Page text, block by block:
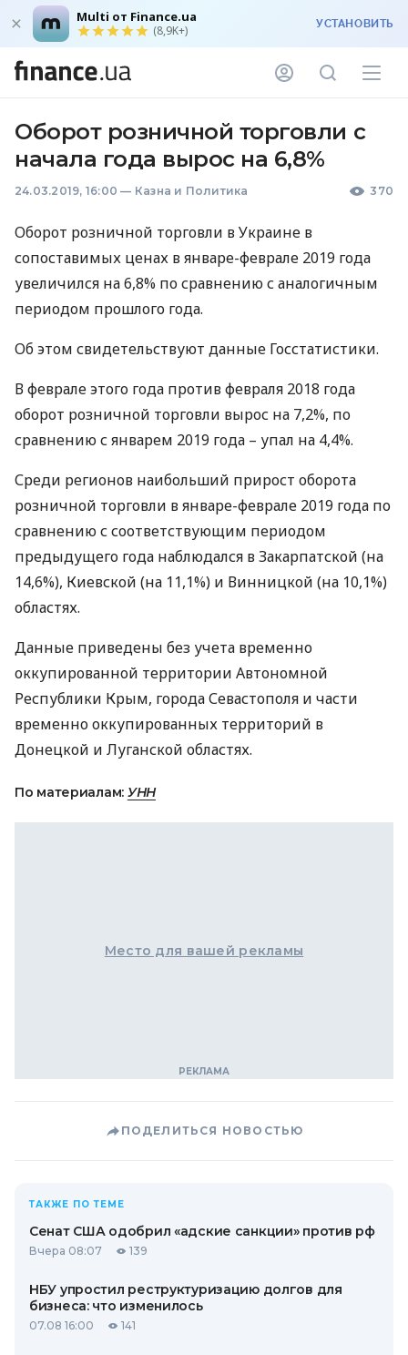
Multi от Finance.ua
(8,9K+) УСТАНОВИТЬ
Оборот розничной торговли с
начала года вырос на 6,8%
24.03.2019, 16:00 — Казна и Политика 370
Оборот розничной торговли в Украине в
сопоставимых ценах в январе-феврале 2019 года
увеличился на 6,8% по сравнению с аналогичным
периодом прошлого года.
Об этом свидетельствуют данные Госстатистики.
В феврале этого года против февраля 2018 года
оборот розничной торговли вырос на 7,2%, по
сравнению с январем 2019 года – упал на 4,4%.
Среди регионов наибольший прирост оборота
розничной торговли в январе-феврале 2019 года по
сравнению с соответствующим периодом
предыдущего года наблюдался в Закарпатской (на
14,6%), Киевской (на 11,1%) и Винницкой (на 10,1%)
областях.
Данные приведены без учета временно
оккупированной территории Автономной
Республики Крым, города Севастополя и части
временно оккупированных территорий в
Донецкой и Луганской областях.
По материалам: УНН
Место для вашей рекламы
ПОДЕЛИТЬСЯ НОВОСТЬЮ
ТАКЖЕ ПО ТЕМЕ
Сенат США одобрил «адские санкции» против рф
Вчера 08:07 139
НБУ упростил реструктуризацию долгов для
бизнеса: что изменилось
07.08 16:00 141